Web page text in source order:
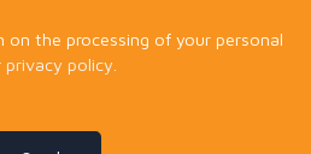
on the processing of your personal
privacy policy